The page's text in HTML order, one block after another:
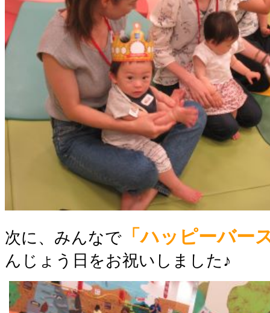
次に、みんなで 「ハッピーバー
んじょう日をお祝いしました♪